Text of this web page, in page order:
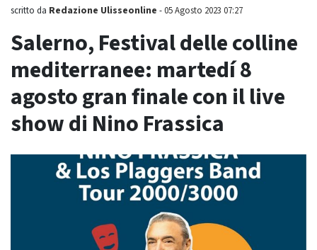
scritto da Redazione Ulisseonline -05 Agosto 2023 07:27
Salerno, Festival delle colline
mediterranee: martedí 8
agosto gran finale con il live
show di Nino Frassica